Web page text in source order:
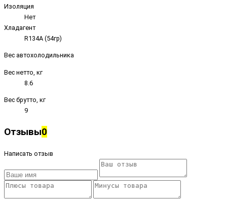
Изоляция
Нет
Хладагент
R134A (54гр)
Вес автохолодильника
Вес нетто, кг
8.6
Вес брутто, кг
9
Отзывы0
Написать отзыв